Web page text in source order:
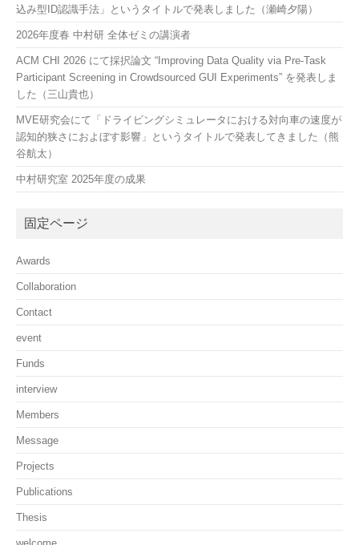
込み型ID認識手法」というタイトルで発表しました（瀬崎夕陽）
2026年度春 中村研 全体ゼミの講演者
ACM CHI 2026 にて採択論文 “Improving Data Quality via Pre-Task
Participant Screening in Crowdsourced GUI Experiments” を発表しま
した（三山貴也）
MVE研究会にて「ドライビングシミュレータにおける対向車の速度が
認知的狭さにおよぼす影響」というタイトルで発表してきました（熊
谷航太）
中村研究室 2025年度の成果
固定ページ
Awards
Collaboration
Contact
event
Funds
interview
Members
Message
Projects
Publications
Thesis